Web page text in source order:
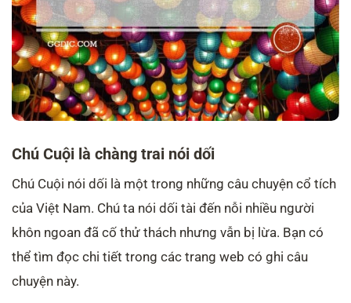
Chú Cuội là chàng trai nói dối
Chú Cuội nói dối là một trong những câu chuyện cổ tích
của Việt Nam. Chú ta nói dối tài đến nỗi nhiều người
khôn ngoan đã cố thử thách nhưng vẫn bị lừa. Bạn có
thể tìm đọc chi tiết trong các trang web có ghi câu
chuyện này.